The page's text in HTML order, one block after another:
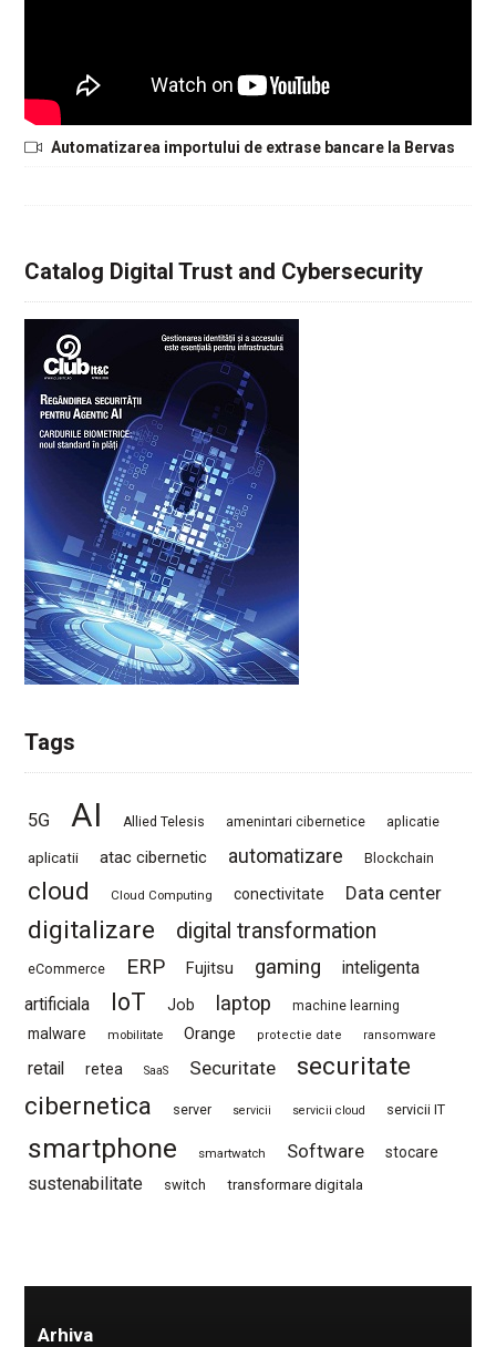
Automatizarea importului de extrase bancare la Bervas
Catalog Digital Trust and Cybersecurity
Tags
5G AI Allied Telesis amenintari cibernetice aplicatie
aplicatii atac cibernetic automatizare Blockchain
cloud Cloud Computing conectivitate Data center
digitalizare digital transformation
eCommerce ERP Fujitsu gaming
inteligenta
artificiala
IoT Job laptop machine learning
malware mobilitate Orange protectie date ransomware
retail retea SaaS Securitate
securitate
cibernetica
server servicii servicii cloud servicii IT
smartphone smartwatch Software stocare
sustenabilitate switch transformare digitala
Arhiva